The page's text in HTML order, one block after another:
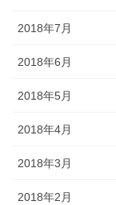
2018年7月
2018年6月
2018年5月
2018年4月
2018年3月
2018年2月